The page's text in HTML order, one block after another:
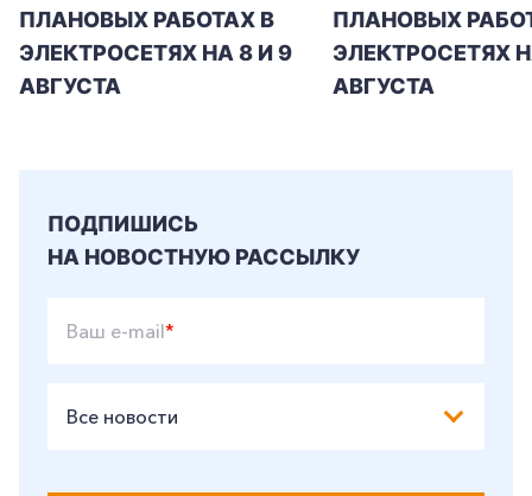
ПЛАНОВЫХ РАБОТАХ В
ЭЛЕКТРОСЕТЯХ НА 8 И 9
АВГУСТА
ПЛАНОВЫХ
ЭЛЕКТРОСЕТЯХ
АВГУСТА
ПОДПИШИСЬ
НА НОВОСТНУЮ РАССЫЛКУ
Ваш e-mail*
Все новости